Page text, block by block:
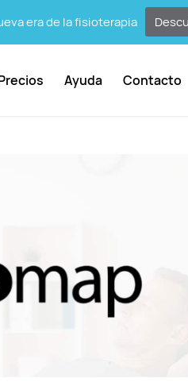
Ayuda Contacto
era de la fisioterapia